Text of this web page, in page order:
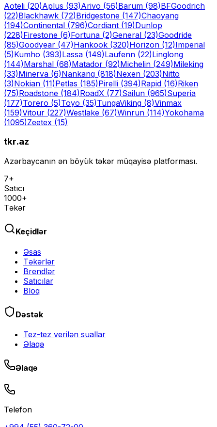
Aoteli (20)Aplus (93)Arivo (56)Barum (98)BFGoodrich
(22)Blackhawk (72)Bridgestone (147)Chaoyang
(194)Continental (796)Cordiant (19)Dunlop
(228)Firestone (6)Fortuna (2)General (23)Goodride
(85)Goodyear (47)Hankook (320)Horizon (12)Imperial
(5)Kumho (393)Lassa (149)Laufenn (22)Linglong
(144)Marshal (68)Matador (92)Michelin (249)Mileking
(33)Minerva (6)Nankang (818)Nexen (203)Nitto
(3)Nokian (11)Petlas (185)Pirelli (394)Rapid (16)Riken
(75)Roadstone (184)RoadX (77)Sailun (965)Superia
(177)Torero (5)Toyo (35)TungaViking (8)Vinmax
(159)Vitour (227)Westlake (67)Winrun (114)Yokohama
(1095)Zeetex (15)
tkr.az
Azərbaycanın ən böyük təkər müqayisə platforması.
7+
Satıcı
1000+
Təkər
Keçidlər
Əsas
Təkərlər
Brendlər
Satıcılar
Bloq
Dəstək
Tez-tez verilən suallar
Əlaqə
Əlaqə
Telefon